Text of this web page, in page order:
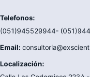
Telefonos:
(051)945529944-
Email:
Localización: